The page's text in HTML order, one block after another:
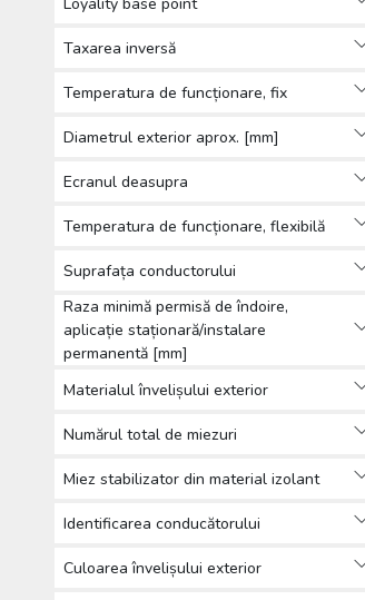
Sisteme de paratrăsnet (924)
Produse de protecția muncii,
Îmbrăcăminte de protecție (76)
Taxarea inversă
Temperatura de funcționare, fix
Diametrul exterior aprox. [mm]
Ecranul deasupra
Temperatura de funcționare, flexibilă
Suprafața conductorului
Raza minimă permisă de îndoire,
aplicație staționară/instalare
permanentă [mm]
Materialul învelișului exterior
Numărul total de miezuri
Miez stabilizator din material izolant
Identificarea conducătorului
Culoarea învelișului exterior